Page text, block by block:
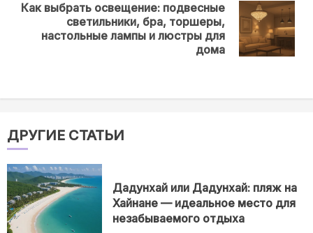
post:
Как выбрать освещение: подвесные
светильники, бра, торшеры,
настольные лампы и люстры для
дома
ДРУГИЕ СТАТЬИ
Дадунхай или Дадунхай: пляж на
Хайнане — идеальное место для
незабываемого отдыха